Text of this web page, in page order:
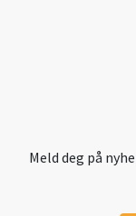
Meld deg på